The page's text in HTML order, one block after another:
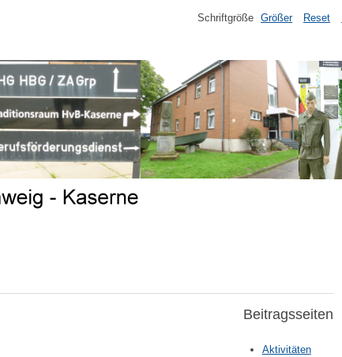
Schriftgröße Größer Reset
Beitragsseiten
Aktivitäten